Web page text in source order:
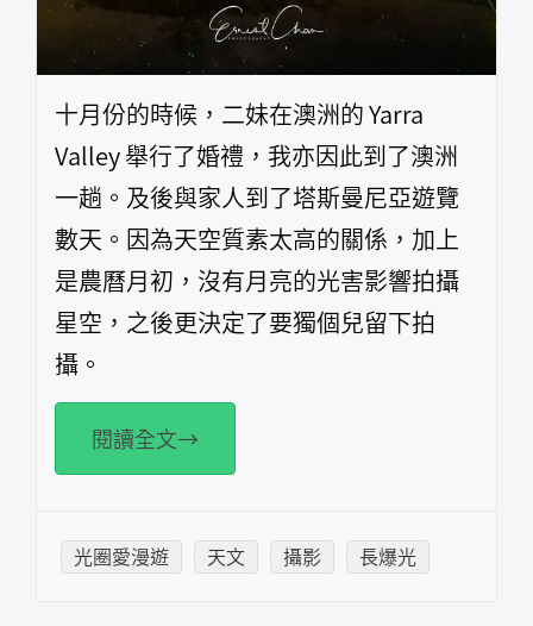
十月份的時候，二妹在澳洲的 Yarra
Valley 舉行了婚禮，我亦因此到了澳洲
一趟。及後與家人到了塔斯曼尼亞遊覽
數天。因為天空質素太高的關係，加上
是農曆月初，沒有月亮的光害影響拍攝
星空，之後更決定了要獨個兒留下拍
攝。
閱讀全文→
光圈愛漫遊 天文 攝影 長爆光